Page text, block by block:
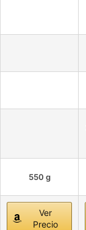
550 g
Ver
Precio